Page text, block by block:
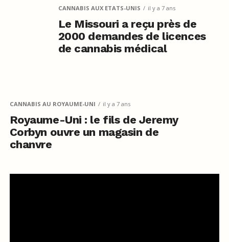
CANNABIS AUX ETATS-UNIS il y a 7 ans
Le Missouri a reçu près de
2000 demandes de licences
de cannabis médical
CANNABIS AU ROYAUME-UNI il y a 7 ans
Royaume-Uni : le fils de Jeremy
Corbyn ouvre un magasin de
chanvre